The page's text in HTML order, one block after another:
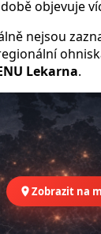
objevuje
nejsou
Lekarna.
Zobrazit na